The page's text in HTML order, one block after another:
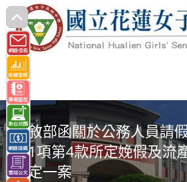
跳
轉
至
主
要
內
容 銓敘部函關於公務人員請
第1項第4款所定娩假及流
規定一案